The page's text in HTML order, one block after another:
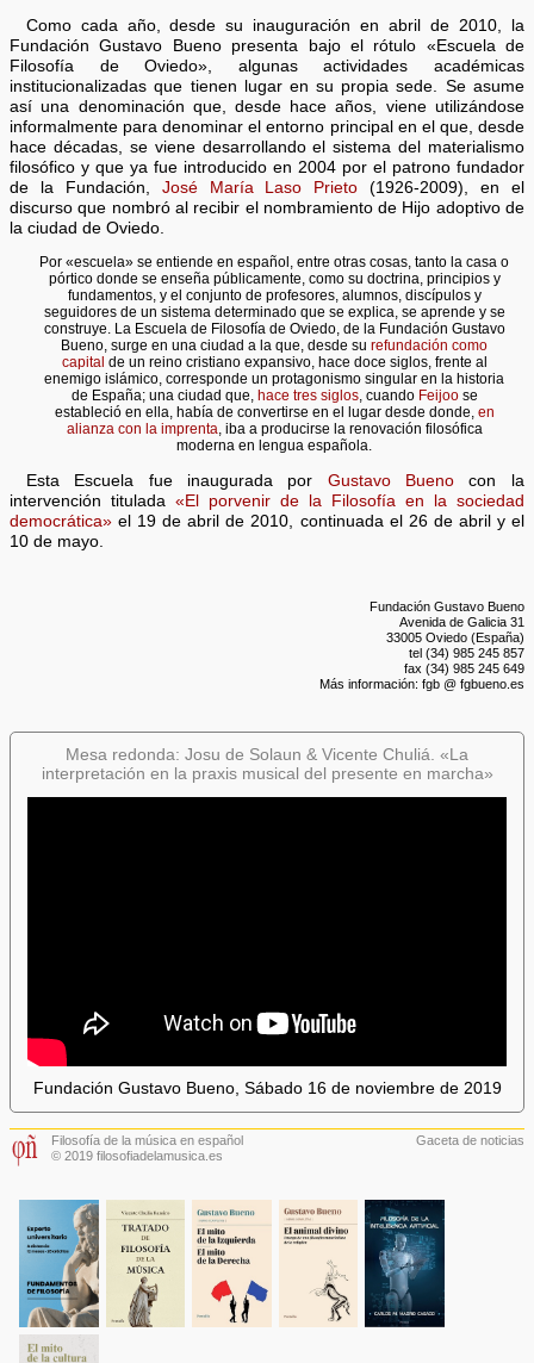
Como cada año, desde su inauguración en abril de 2010, la
Fundación Gustavo Bueno presenta bajo el rótulo «Escuela de
Filosofía de Oviedo», algunas actividades académicas
institucionalizadas que tienen lugar en su propia sede. Se asume
así una denominación que, desde hace años, viene utilizándose
informalmente para denominar el entorno principal en el que, desde
hace décadas, se viene desarrollando el sistema del materialismo
filosófico y que ya fue introducido en 2004 por el patrono fundador
de la Fundación, José María Laso Prieto (1926-2009), en el
discurso que nombró al recibir el nombramiento de Hijo adoptivo de
la ciudad de Oviedo.
Por «escuela» se entiende en español, entre otras cosas, tanto la casa o
pórtico donde se enseña públicamente, como su doctrina, principios y
fundamentos, y el conjunto de profesores, alumnos, discípulos y
seguidores de un sistema determinado que se explica, se aprende y se
construye. La Escuela de Filosofía de Oviedo, de la Fundación Gustavo
Bueno, surge en una ciudad a la que, desde surefundación como
capital de un reino cristiano expansivo, hace doce siglos, frente al
enemigo islámico, corresponde un protagonismo singular en la historia
de España; una ciudad que, hace tres siglos, cuando Feijoose
estableció en ella, había de convertirse en el lugar desde donde, en
alianza con la imprenta, iba a producirse la renovación filosófica
moderna en lengua española.
Esta Escuela fue inaugurada por Gustavo Bueno con la
intervención titulada«El porvenir de la Filosofía en la sociedad
democrática» el 19 de abril de 2010, continuada el 26 de abril y el
10 de mayo.
Fundación Gustavo Bueno
Avenida de Galicia 31
33005 Oviedo (España)
tel (34) 985 245 857
fax (34) 985 245 649
Más información: fgb @ fgbueno.es
Mesa redonda: Josu de Solaun & Vicente Chuliá. «La
interpretación en la praxis musical del presente en marcha»
Fundación Gustavo Bueno, Sábado 16 de noviembre de 2019
Filosofía de la música en español
© 2019 filosofiadelamusica.es
Gaceta de noticias